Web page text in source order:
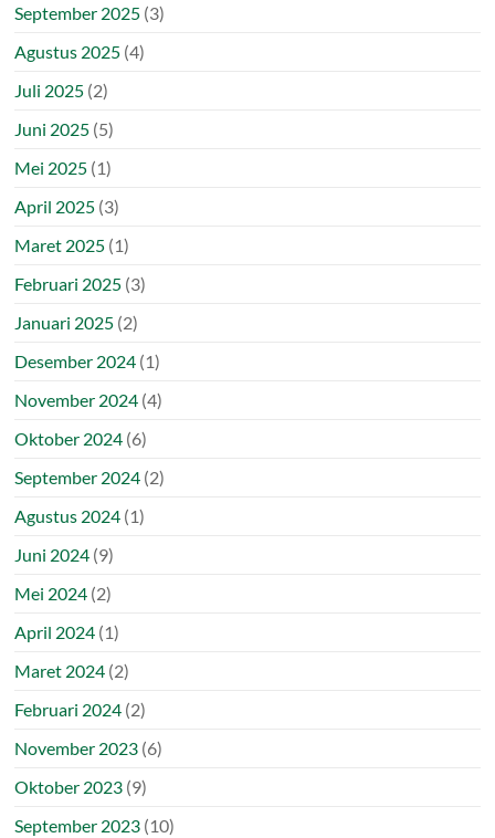
September 2025 (3)
Agustus 2025 (4)
Juli 2025 (2)
Juni 2025 (5)
Mei 2025 (1)
April 2025 (3)
Maret 2025 (1)
Februari 2025 (3)
Januari 2025 (2)
Desember 2024 (1)
November 2024 (4)
Oktober 2024 (6)
September 2024 (2)
Agustus 2024 (1)
Juni 2024 (9)
Mei 2024 (2)
April 2024 (1)
Maret 2024 (2)
Februari 2024 (2)
November 2023 (6)
Oktober 2023 (9)
September 2023 (10)